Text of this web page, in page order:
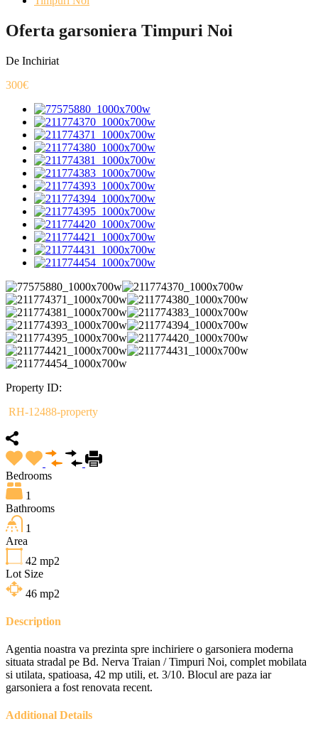
Oferta garsoniera Timpuri Noi
De Inchiriat
300€
Property ID:
RH-12488-property
Bedrooms
1
Bathrooms
1
Area
42 mp2
Lot Size
46 mp2
Description
Agentia noastra va prezinta spre inchiriere o garsoniera moderna
situata stradal pe Bd. Nerva Traian / Timpuri Noi, complet mobilata
si utilata, spatioasa, 42 mp utili, et. 3/10. Blocul are paza iar
garsoniera a fost renovata recent.
Additional Details